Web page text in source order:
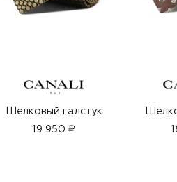
Шелковый галстук
19 950 ₽